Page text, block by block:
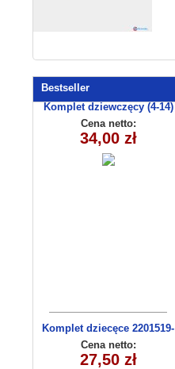
Bestseller
Komplet dziewczęcy (4-14)
8156
Cena netto:
34,00 zł
Komplet dziecęce 2201519-
13(92-110m) 4szt
Cena netto:
27,50 zł